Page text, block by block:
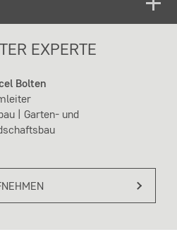
EXPERTE
Bolten
| Garten- und